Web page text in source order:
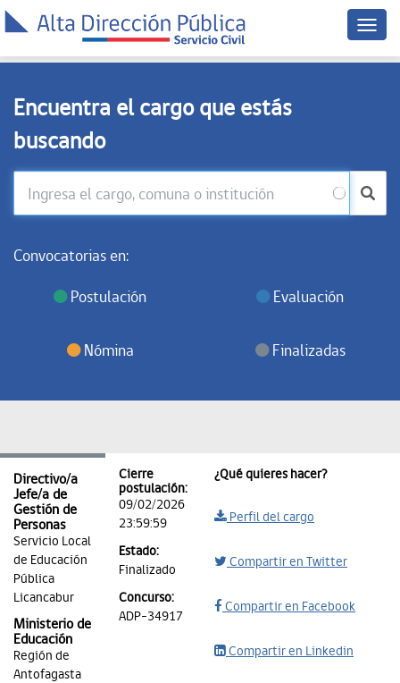
Menú
Encuentra el cargo que estás
buscando
Convocatorias en:
Postulación Evaluación
Nómina Finalizadas
Directivo/a
Jefe/a de
Gestión de
Personas
Servicio Local
de Educación
Pública
Licancabur
Ministerio de
Educación
Región de
Antofagasta
Cierre
postulación:
09/02/2026
23:59:59
Estado:
Finalizado
Concurso:
ADP-34917
¿Qué quieres hacer?
Perfil del cargo
Compartir en Twitter
Compartir en Facebook
Compartir en Linkedin